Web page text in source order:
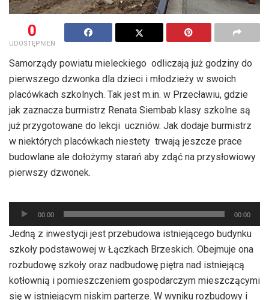
0
UDOSTĘPNIEŃ
Samorządy powiatu mieleckiego odliczają już godziny do
pierwszego dzwonka dla dzieci i młodzieży w swoich
placówkach szkolnych. Tak jest m.in. w Przecławiu, gdzie
jak zaznacza burmistrz Renata Siembab klasy szkolne są
już przygotowane do lekcji uczniów. Jak dodaje burmistrz
w niektórych placówkach niestety trwają jeszcze prace
budowlane ale dołożymy starań aby zdąć na przysłowiowy
pierwszy dzwonek.
Odtwarzacz
plików
dźwiękowych
00:00 00:00
Jedną z inwestycji jest przebudowa istniejącego budynku
szkoły podstawowej w Łączkach Brzeskich. Obejmuje ona
rozbudowę szkoły oraz nadbudowę piętra nad istniejącą
kotłownią i pomieszczeniem gospodarczym mieszczącymi
się w istniejącym niskim parterze. W wyniku rozbudowy i